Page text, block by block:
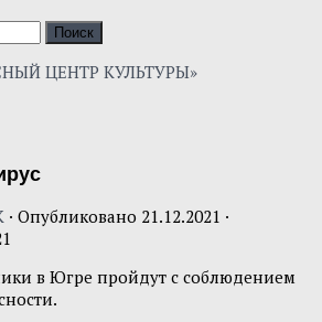
· Опубликовано 21.12.2021 ·
в Югре пройдут с соблюдением